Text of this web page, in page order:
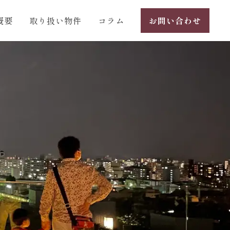
要 取り扱い物件 コラム お問い合わせ